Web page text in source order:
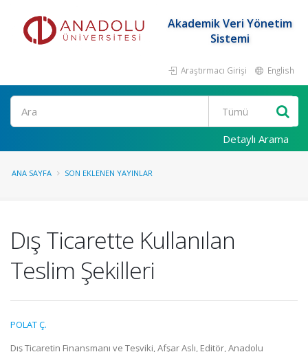
Akademik Veri Yönetim
Sistemi
Araştırmacı Girişi English
Ara
Detaylı Arama
ANA SAYFA SON EKLENEN YAYINLAR
Dış Ticarette Kullanılan
Teslim Şekilleri
POLAT Ç.
Dış Ticaretin Finansmanı ve Teşviki, Afşar Aslı, Editör, Anadolu